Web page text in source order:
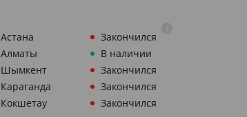
Астана
Закончился
Алматы
В наличии
Шымкент
Закончился
Караганда
Закончился
Кокшетау
Закончился